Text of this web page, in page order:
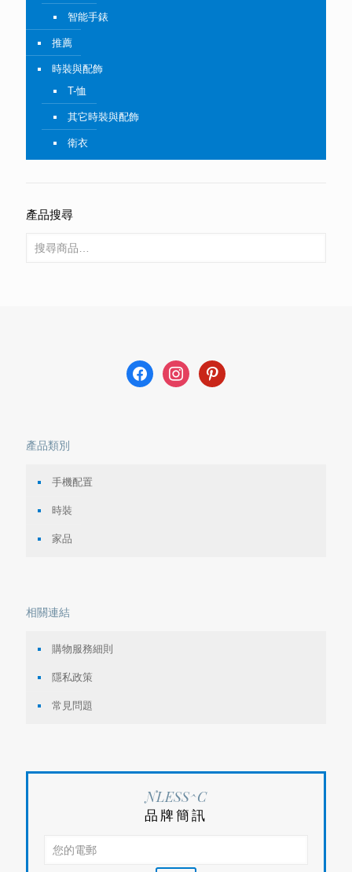
智能手錶
推薦
時裝與配飾
T-恤
其它時裝與配飾
衛衣
產品搜尋
facebookinstagrampinterest
產品類別
手機配置
時裝
家品
相關連結
購物服務細則
隱私政策
常見問題
NLESS^C
品牌簡訊